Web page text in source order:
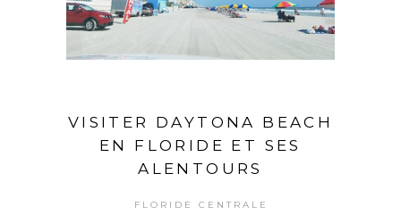
VISITER DAYTONA BEACH
EN FLORIDE ET SES
ALENTOURS
FLORIDE CENTRALE